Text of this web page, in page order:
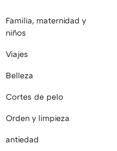
Familia, maternidad y
niños
Viajes
Belleza
Cortes de pelo
Orden y limpieza
antiedad